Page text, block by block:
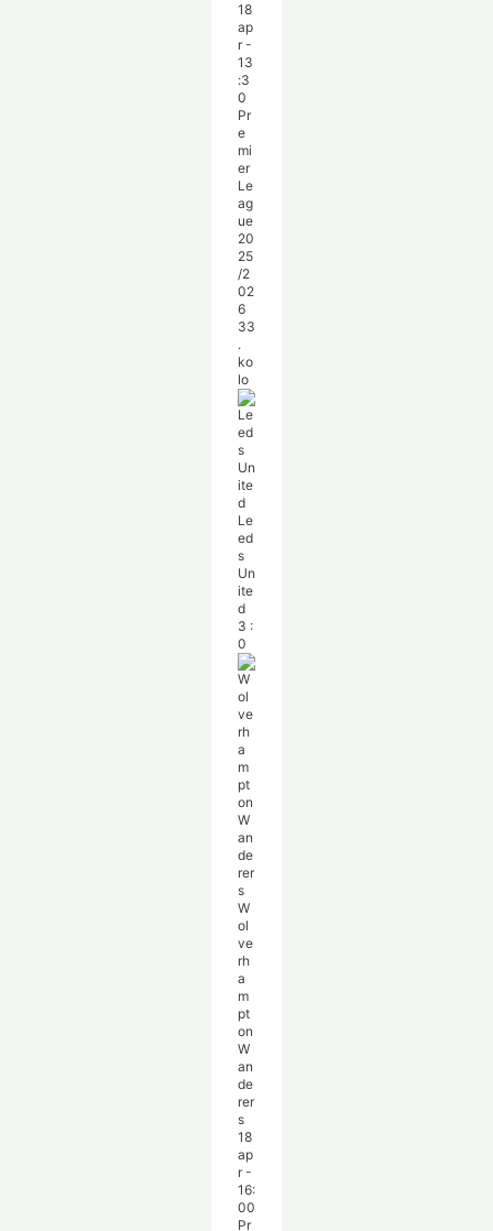
18
ap
r -
13
:3
0
Pr
e
mi
er
Le
ag
ue
20
25
/2
02
6
33
.
ko
lo
Le
ed
s
Un
ite
d
3 :
0
W
ol
ve
rh
a
m
pt
on
W
an
de
rer
s
18
ap
r -
16:
00
Pr